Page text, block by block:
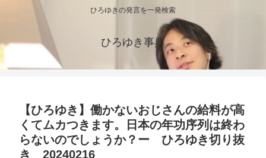
ひろゆきの発言を一発検索
ひろゆき事典
【ひろゆき】働かないおじさんの給料が高
くてムカつきます。日本の年功序列は終わ
らないのでしょうか？ー ひろゆき切り抜
き 20240216